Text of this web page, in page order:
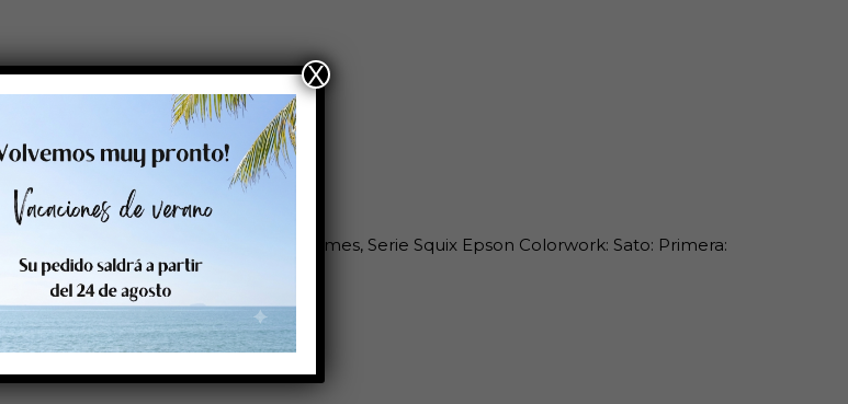
con: Cab: Serie A, Serie A+, Serie Hermes, Serie Squix Epson Colorwork: Sato: Primera:
Godex:
X